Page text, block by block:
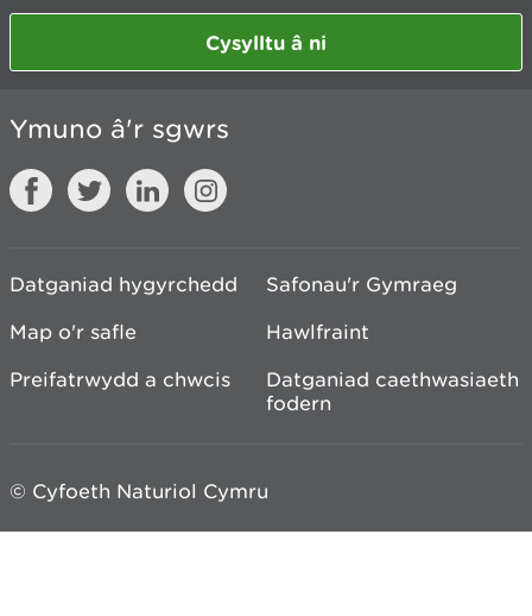
Cysylltu â ni
Ymuno â'r sgwrs
Datganiad hygyrchedd
Safonau'r Gymraeg
Map o'r safle
Hawlfraint
Preifatrwydd a chwcis
Datganiad caethwasiaeth
fodern
© Cyfoeth Naturiol Cymru